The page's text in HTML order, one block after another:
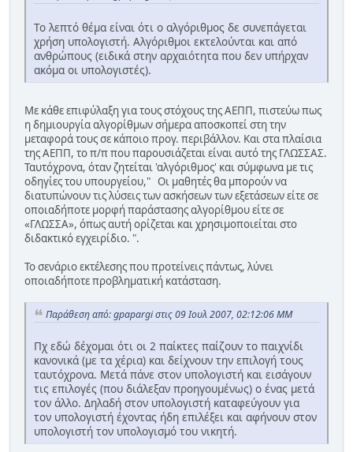
Το λεπτό θέμα είναι ότι ο αλγόριθμος δε συνεπάγεται
χρήση υπολογιστή. Αλγόριθμοι εκτελούνται και από
ανθρώπους (ειδικά στην αρχαιότητα που δεν υπήρχαν
ακόμα οι υπολογιστές).
Με κάθε επιφύλαξη για τους στόχους της ΑΕΠΠ, πιστεύω πως
η δημιουργία αλγορίθμων σήμερα αποσκοπεί στη την
μεταφορά τους σε κάποιο προγ. περιβάλλον. Και στα πλαίσια
της ΑΕΠΠ, το π/π που παρουσιάζεται είναι αυτό της ΓΛΩΣΣΑΣ.
Ταυτόχρονα, όταν ζητείται 'αλγόριθμος' και σύμφωνα με τις
οδηγίες του υπουργείου," Οι μαθητές θα μπορούν να
διατυπώνουν τις λύσεις των ασκήσεων των εξετάσεων είτε σε
οποιαδήποτε μορφή παράστασης αλγορίθμου είτε σε
«ΓΛΩΣΣΑ», όπως αυτή ορίζεται και χρησιμοποιείται στο
διδακτικό εγχειρίδιο. ".
Το σενάριο εκτέλεσης που προτείνεις πάντως, λύνει
οποιαδήποτε προβληματική κατάσταση.
Παράθεση από: gpapargi στις 09 Ιουλ 2007, 02:12:06 ΜΜ
Πχ εδώ δέχομαι ότι οι 2 παίκτες παίζουν το παιχνίδι
κανονικά (με τα χέρια) και δείχνουν την επιλογή τους
ταυτόχρονα. Μετά πάνε στον υπολογιστή και εισάγουν
τις επιλογές (που διάλεξαν προηγουμένως) ο ένας μετά
τον άλλο. Δηλαδή στον υπολογιστή καταφεύγουν για
τον υπολογιστή έχοντας ήδη επιλέξει και αφήνουν στον
υπολογιστή τον υπολογισμό του νικητή.